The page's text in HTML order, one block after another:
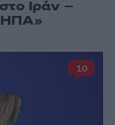
Ιράν –
ΗΠΑ»
10